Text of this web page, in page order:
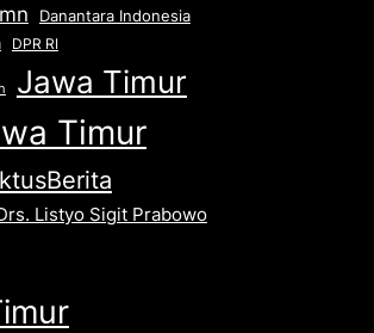
Danantara Indonesia
DPR RI
Jawa Timur
Timur
Listyo Sigit Prabowo